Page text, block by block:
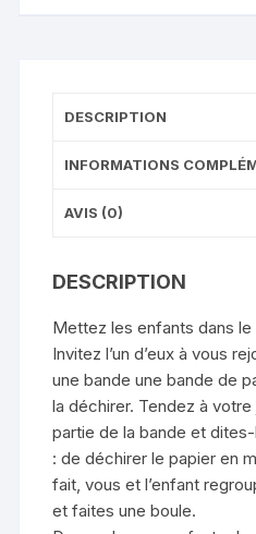
DESCRIPTION
INFORMATIONS
AVIS (0)
DESCRIPTION
Mettez les enfants dans le
Invitez l’un d’eux à vous
une bande une bande de
la déchirer. Tendez à
partie de la bande et
: de déchirer le papier en
fait, vous et l’enfant
et faites une boule.